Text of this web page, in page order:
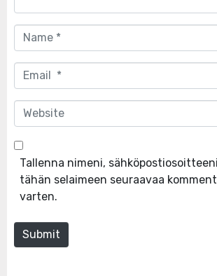
Name
*
Email
*
Website
Tallenna nimeni,
tähän selaimeen seuraavaa
varten.
Submit